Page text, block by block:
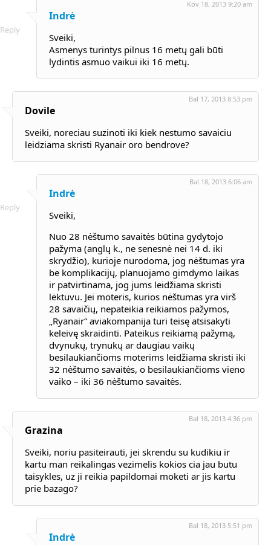
Reply
Indrė
Kov 18, 2013 9:20 am
Sveiki,
Asmenys turintys pilnus 16 metų gali būti
lydintis asmuo vaikui iki 16 metų.
Dovile
Bal 17, 2013 8:53 pm
Sveiki, noreciau suzinoti iki kiek nestumo savaiciu
leidziama skristi Ryanair oro bendrove?
Reply
Indrė
Bal 18, 2013 6:06 am
Sveiki,
Nuo 28 nėštumo savaitės būtina gydytojo
pažyma (anglų k., ne senesnė nei 14 d. iki
skrydžio), kurioje nurodoma, jog nėštumas yra
be komplikacijų, planuojamo gimdymo laikas
ir patvirtinama, jog jums leidžiama skristi
lėktuvu. Jei moteris, kurios nėštumas yra virš
28 savaičių, nepateikia reikiamos pažymos,
„Ryanair“ aviakompanija turi teisę atsisakyti
keleivę skraidinti. Pateikus reikiamą pažymą,
dvynukų, trynukų ar daugiau vaikų
besilaukiančioms moterims leidžiama skristi iki
32 nėštumo savaitės, o besilaukiančioms vieno
vaiko – iki 36 nėštumo savaitės.
Grazina
Bal 18, 2013 4:36 pm
Sveiki, noriu pasiteirauti, jei skrendu su kudikiu ir
kartu man reikalingas vezimelis kokios cia jau butu
taisykles, uz ji reikia papildomai moketi ar jis kartu
prie bazago?
Indrė
Bal 18, 2013 5:51 pm